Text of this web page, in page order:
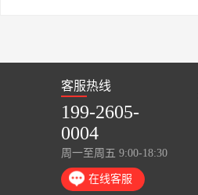
客服热线
199-2605-
0004
周一至周五 9:00-18:30
在线客服